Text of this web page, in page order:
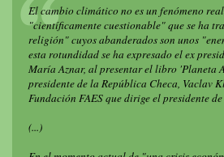
El cambio climático no es un fenómeno
"científicamente cuestionable" que se ha
religión" cuyos abanderados son unos
esta rotundidad se ha expresado el ex
María Aznar, al presentar el libro 'Planeta
presidente de la República Checa, Vaclav
Fundación FAES que dirige el presidente
(...)